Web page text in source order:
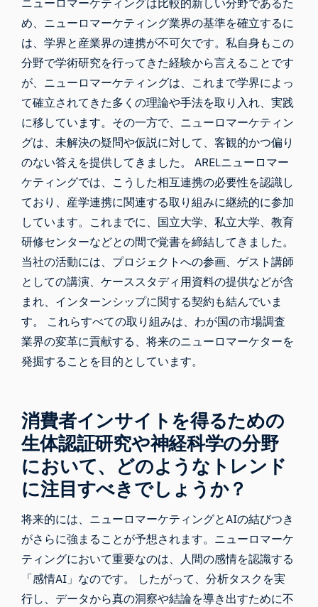
ニューロマーケティングは比較的新しい分野であるた
め、ニューロマーケティング業界の基準を確立するに
は、学界と産業界の連携が不可欠です。私自身もこの
分野で学術研究を行ってきた経験から言えることです
が、ニューロマーケティングは、これまで学界によっ
て確立されてきた多くの理論や手法を取り入れ、実践
に移しています。その一方で、ニューロマーケティン
グは、未解決の疑問や仮説に対して、客観的かつ偏り
のない答えを提供してきました。 ARELニューロマー
ケティングでは、こうした相互連携の必要性を認識し
ており、産学連携に関連する取り組みに継続的に参加
しています。これまでに、国立大学、私立大学、教育
研修センターなどとの間で覚書を締結してきました。
当社の活動には、プロジェクトへの参画、ゲスト講師
としての講演、ケーススタディ用資料の提供などが含
まれ、インターンシップに関する契約も結んでいま
す。 これらすべての取り組みは、わが国の市場調査
業界の変革に貢献する、将来のニューロマーケターを
発掘することを目的としています。
消費者インサイトを得るための
生体認証研究や神経科学の分野
において、どのようなトレンド
に注目すべきでしょうか？
将来的には、ニューロマーケティングとAIの結びつき
がさらに強まることが予想されます。ニューロマーケ
ティングにおいて重要なのは、人間の感情を認識する
「感情AI」なのです。 したがって、分析タスクを実
行し、データから真の洞察や結論を導き出すために不